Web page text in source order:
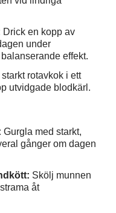
Drick en kopp av
under
effekt.
rotavkok i ett
utvidgade blodkärl.
Gurgla med starkt,
gånger om dagen
Skölj munnen
åt